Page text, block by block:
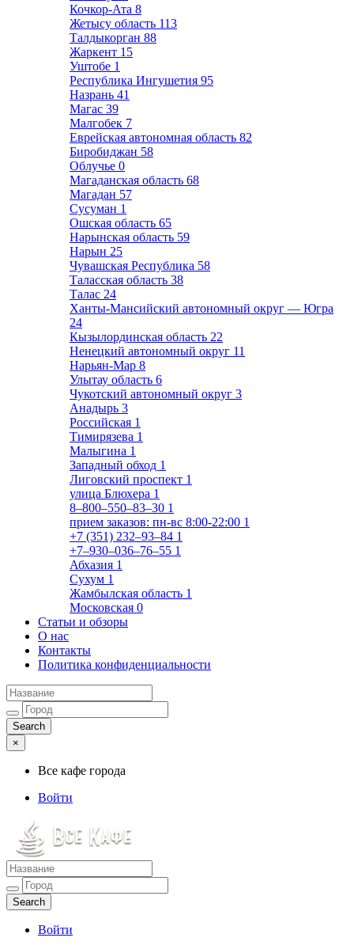
Кочкор-Ата 8
Жетысу область 113
Талдыкорган 88
Жаркент 15
Уштобе 1
Республика Ингушетия 95
Назрань 41
Магас 39
Малгобек 7
Еврейская автономная область 82
Биробиджан 58
Облучье 0
Магаданская область 68
Магадан 57
Сусуман 1
Ошская область 65
Нарынская область 59
Нарын 25
Чувашская Республика 58
Таласская область 38
Талас 24
Ханты-Мансийский автономный округ — Югра
24
Кызылординская область 22
Ненецкий автономный округ 11
Нарьян-Мар 8
Улытау область 6
Чукотский автономный округ 3
Анадырь 3
Российская 1
Тимирязева 1
Малыгина 1
Западный обход 1
Лиговский проспект 1
улица Блюхера 1
8‒800‒550‒83‒30 1
прием заказов: пн-вс 8:00-22:00 1
+7 (351) 232‒93‒84 1
+7‒930‒036‒76‒55 1
Абхазия 1
Сухум 1
Жамбылская область 1
Московская 0
Статьи и обзоры
О нас
Контакты
Политика конфиденциальности
×
Все кафе города
Войти
Все кафе города
Каталог хороших кафе
Войти